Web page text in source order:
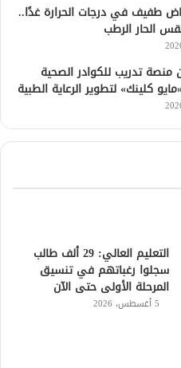
طفيف في درجات الحرارة غدًا..
الحار الرطب
تدريب للكوادر الصحية
كلينك» لتطوير الرعاية الطبية
التعليم العالي: 29 ألف طالب
سجلوا رغباتهم في تنسيق
المرحلة الأولى حتى الآن
5 أغسطس، 2026